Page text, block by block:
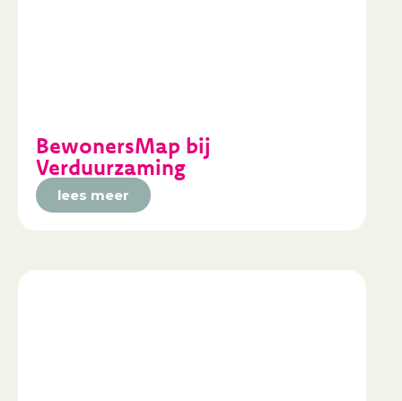
BewonersMap bij
Verduurzaming
lees meer